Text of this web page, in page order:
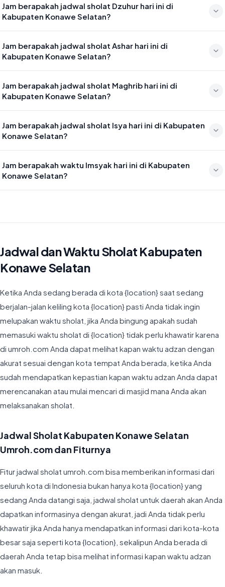
pada 04:41
Jam berapakah jadwal sholat Dzuhur hari ini di
Kabupaten Konawe Selatan?
pada 12:00
Jam berapakah jadwal sholat Ashar hari ini di
Kabupaten Konawe Selatan?
15:21
Jam berapakah jadwal sholat Maghrib hari ini di
Kabupaten Konawe Selatan?
pada 17:58
Jam berapakah jadwal sholat Isya hari ini di Kabupaten
Konawe Selatan?
19:09
Jam berapakah waktu Imsyak hari ini di Kabupaten
Konawe Selatan?
Jadwal dan Waktu Sholat Kabupaten
Konawe Selatan
Ketika Anda sedang berada di kota {location} saat sedang
berjalan-jalan keliling kota {location} pasti Anda tidak ingin
melupakan waktu sholat, jika Anda bingung apakah sudah
memasuki waktu sholat di {location} tidak perlu khawatir karena
di umroh.com Anda dapat melihat kapan waktu adzan dengan
akurat sesuai dengan kota tempat Anda berada, ketika Anda
sudah mendapatkan kepastian kapan waktu adzan Anda dapat
merencanakan atau mulai mencari di masjid mana Anda akan
melaksanakan sholat.
Jadwal Sholat Kabupaten Konawe Selatan
Umroh.com dan Fiturnya
Fitur jadwal sholat umroh.com bisa memberikan informasi dari
seluruh kota di Indonesia bukan hanya kota {location} yang
sedang Anda datangi saja, jadwal sholat untuk daerah akan Anda
dapatkan informasinya dengan akurat, jadi Anda tidak perlu
khawatir jika Anda hanya mendapatkan informasi dari kota-kota
besar saja seperti kota {location}, sekalipun Anda berada di
daerah Anda tetap bisa melihat informasi kapan waktu adzan
akan masuk.